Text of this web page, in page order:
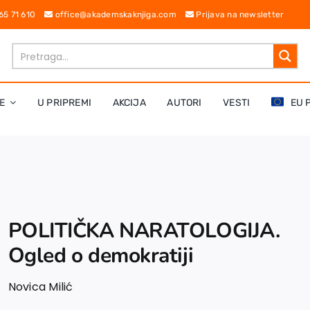
65 71 610 office@akademskaknjiga.com Prijava na newsletter
U PRIPREMI AKCIJA AUTORI VESTI EU
POLITIČKA NARATOLOGIJA.
Ogled o demokratiji
Novica Milić